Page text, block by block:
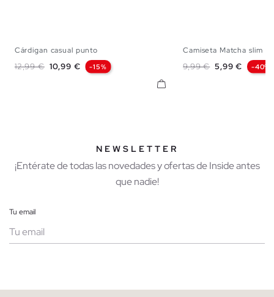
Cárdigan casual punto
Precio base
12,99 € Precio
10,99 € -15%
Camiseta Matcha slim
Precio base
9,99 € Precio
5,99 € -40%
NEWSLETTER
¡Entérate de todas las novedades y ofertas de Inside antes
que nadie!
Tu email